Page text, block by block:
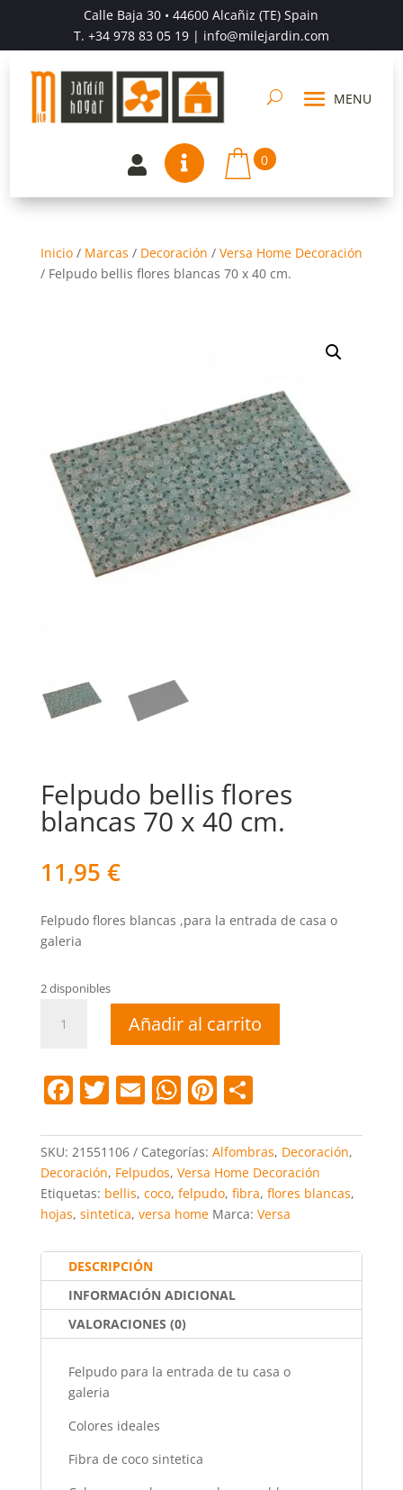
Calle Baja 30 • 44600 Alcañiz (TE) Spain
T. +34 978 83 05 19| info@milejardin.com
  0
Inicio/ Marcas / Decoración / Versa Home Decoración
/ Felpudo bellis flores blancas 70 x 40 cm.
Felpudo bellis flores
blancas 70 x 40 cm.
11,95 €
Felpudo flores blancas ,para la entrada de casa o
galeria
2 disponibles
bellis
70
40
cm.
cantidad
Añadir al carrito
F
c
e
b
o
k
T
itt
er
E
ai
l
W
at
s
A
p
Pi
er
e
st
C
m
p
ar
SKU: 21551106 Categorías: Alfombras, Decoración,
Decoración, Felpudos, Versa Home Decoración
Etiquetas: bellis, coco, felpudo, fibra, flores blancas,
hojas, sintetica, versa home Marca: Versa
DESCRIPCIÓN
INFORMACIÓN ADICIONAL
VALORACIONES (0)
Felpudo para la entrada de tu casa o
galeria
Colores ideales
Fibra de coco sintetica